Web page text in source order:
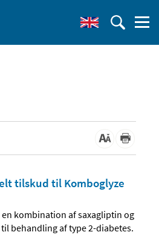
tilskud til Komboglyze
kombination af saxagliptin og
behandling af type 2-diabetes.